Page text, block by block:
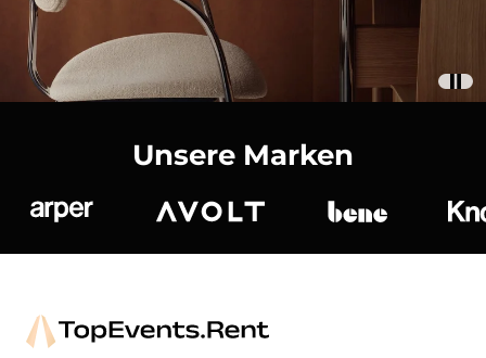
Unsere Marken